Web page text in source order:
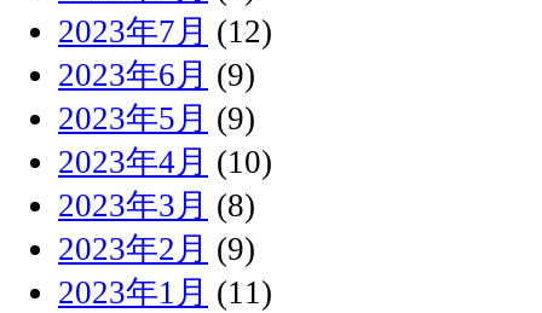
2023年7月 (12)
2023年6月 (9)
2023年5月 (9)
2023年4月 (10)
2023年3月 (8)
2023年2月 (9)
2023年1月 (11)